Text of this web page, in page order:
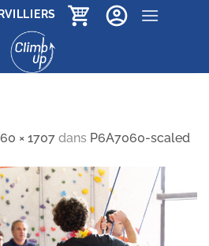
× 1707 dans P6A7060-scaled